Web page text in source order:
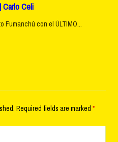
Carlo Celi
Fumanchú con el ÚLTIMO...
Required fields are marked *